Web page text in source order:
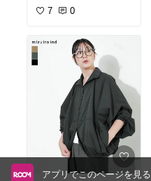
7 0
アプリでこのページを見る